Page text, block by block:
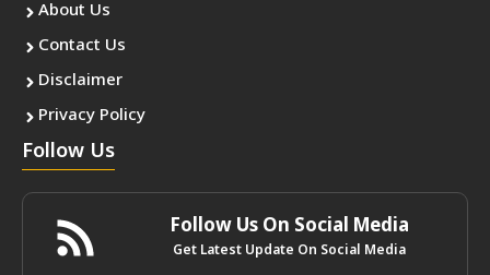
About Us
Contact Us
Disclaimer
Privacy Policy
Follow Us
Follow Us On Social Media
Get Latest Update On Social Media